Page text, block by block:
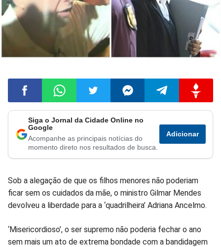
Compartilhar
no
Compartilhar
no
Compartilhar
no
Compartilhar
no
Compartilhar
no
no
Siga o Jornal da Cidade Online no
Google
Acompanhe as principais notícias do
momento direto nos resultados de busca.
Adicionar
Sob a alegação de que os filhos menores não poderiam
ficar sem os cuidados da mãe, o ministro Gilmar Mendes
devolveu a liberdade para a ‘quadrilheira’ Adriana Ancelmo.
‘Misericordioso’, o ser supremo não poderia fechar o ano
sem mais um ato de extrema bondade com a bandidagem